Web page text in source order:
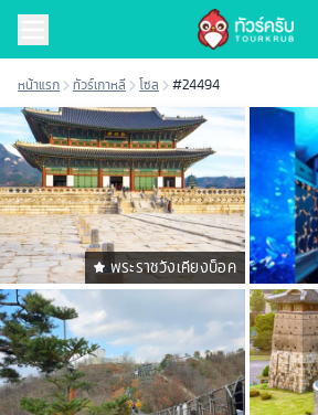
หน้าแรก ทัวร์เกาหลี โซล #24494
พระราชวังเคียงบ็อค